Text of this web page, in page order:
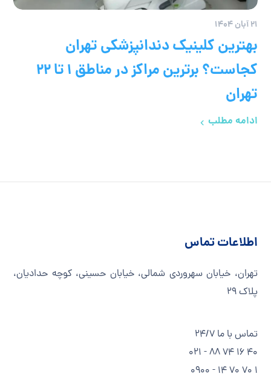
۲۱ آبان ۱۴۰۴
بهترین کلینیک دندانپزشکی تهران
کجاست؟ برترین مراکز در مناطق ۱ تا ۲۲
تهران
ادامه مطلب
اطلاعات تماس
تهران، خیابان سهروردی شمالی، خیابان حسینی، کوچه حدادیان،
پلاک ۲۹
تماس با ما 24/7
40 16 74 88 - 021
1 70 70 14 - 0900